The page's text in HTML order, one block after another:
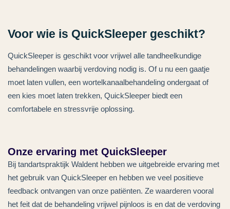
Voor wie is QuickSleeper geschikt?
QuickSleeper is geschikt voor vrijwel alle tandheelkundige
behandelingen waarbij verdoving nodig is. Of u nu een gaatje
moet laten vullen, een wortelkanaalbehandeling ondergaat of
een kies moet laten trekken, QuickSleeper biedt een
comfortabele en stressvrije oplossing.
Onze ervaring met QuickSleeper
Bij tandartspraktijk Waldent hebben we uitgebreide ervaring met
het gebruik van QuickSleeper en hebben we veel positieve
feedback ontvangen van onze patiënten. Ze waarderen vooral
het feit dat de behandeling vrijwel pijnloos is en dat de verdoving